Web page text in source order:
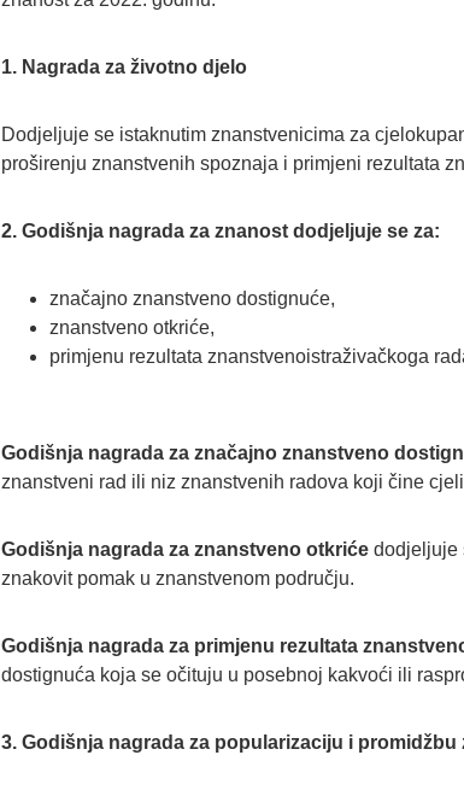
1. Nagrada za životno djelo
Dodjeljuje se istaknutim znanstvenicima za
proširenju znanstvenih spoznaja i primjeni rezultata
2. Godišnja nagrada za znanost dodjeljuje se za:
značajno znanstveno dostignuće,
znanstveno otkriće,
primjenu rezultata znanstvenoistraživačkoga
Godišnja nagrada za značajno znanstveno
znanstveni rad ili niz znanstvenih radova koji čine
Godišnja nagrada za znanstveno otkriće dodjeljuje
znakovit pomak u znanstvenom području.
Godišnja nagrada za primjenu rezultata
dostignuća koja se očituju u posebnoj kakvoći ili
3. Godišnja nagrada za popularizaciju i promidžbu